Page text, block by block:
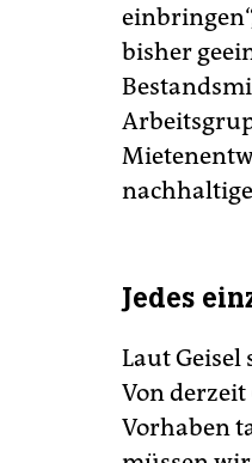
bisher
Jedes
Laut
Von
Vorhaben